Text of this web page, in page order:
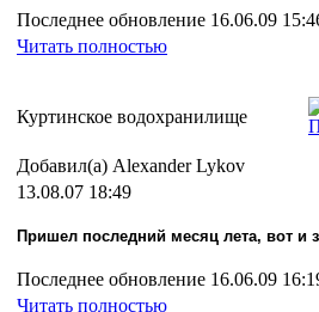
Последнее обновление 16.06.09
Читать полностью
Куртинское водохранилище
Добавил(а) Alexander Lykov
13.08.07 18:49
Пришел последний месяц лета, вот и
Последнее обновление 16.06.09
Читать полностью